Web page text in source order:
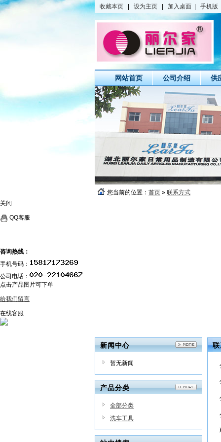
收藏本页 设为主页 加入桌面 手机版
网站首页 公司介绍 供
您当前的位置： 首页 » 联系方式
关闭
QQ客服
咨询热线：
手机号码：
公司电话：
点击产品图片可下单
给我们留言
在线客服
新闻中心
暂无新闻
产品分类
全部分类
洗车工具